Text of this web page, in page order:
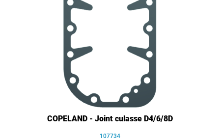
COPELAND - Joint culasse D4/6/8D
107734